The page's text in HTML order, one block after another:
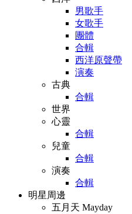
男歌手
女歌手
團體
合輯
西洋原聲帶
演奏
古典
合輯
世界
心靈
合輯
兒童
合輯
演奏
合輯
明星周邊
五月天 Mayday